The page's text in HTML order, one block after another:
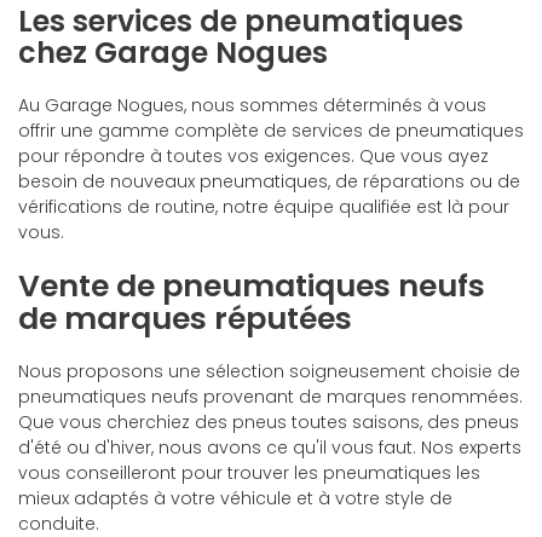
Les services de pneumatiques
chez Garage Nogues
Au Garage Nogues, nous sommes déterminés à vous
offrir une gamme complète de services de pneumatiques
pour répondre à toutes vos exigences. Que vous ayez
besoin de nouveaux pneumatiques, de réparations ou de
vérifications de routine, notre équipe qualifiée est là pour
vous.
Vente de pneumatiques neufs
de marques réputées
Nous proposons une sélection soigneusement choisie de
pneumatiques neufs provenant de marques renommées.
Que vous cherchiez des pneus toutes saisons, des pneus
d'été ou d'hiver, nous avons ce qu'il vous faut. Nos experts
vous conseilleront pour trouver les pneumatiques les
mieux adaptés à votre véhicule et à votre style de
conduite.